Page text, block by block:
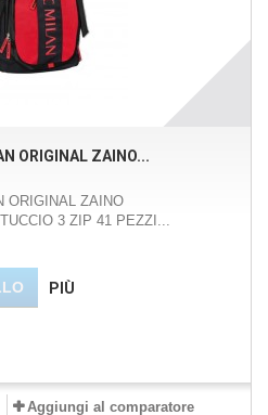
ORIGINAL ZAINO...
ORIGINAL ZAINO
3 ZIP 41 PEZZI...
PIÙ
Aggiungi al comparatore